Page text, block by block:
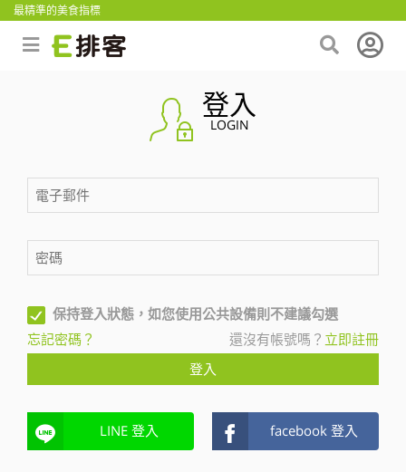
最精準的美食指標
登入
LOGIN
保持登入狀態，如您使用公共設備則不建議勾選
忘記密碼？
還沒有帳號嗎？ 立即註冊
登入
LINE 登入 facebook 登入